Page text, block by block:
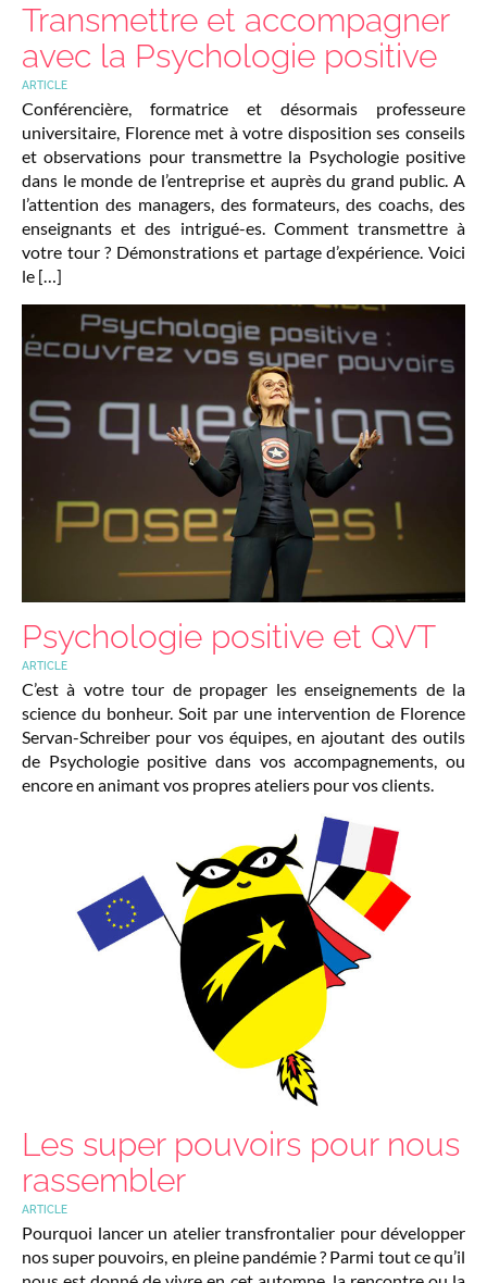
Transmettre et accompagner
avec la Psychologie positive
ARTICLE
Conférencière, formatrice et désormais professeure
universitaire, Florence met à votre disposition ses conseils
et observations pour transmettre la Psychologie positive
dans le monde de l’entreprise et auprès du grand public. A
l’attention des managers, des formateurs, des coachs, des
enseignants et des intrigué-es. Comment transmettre à
votre tour ? Démonstrations et partage d’expérience. Voici
le […]
Psychologie positive et QVT
ARTICLE
C’est à votre tour de propager les enseignements de la
science du bonheur. Soit par une intervention de Florence
Servan-Schreiber pour vos équipes, en ajoutant des outils
de Psychologie positive dans vos accompagnements, ou
encore en animant vos propres ateliers pour vos clients.
Les super pouvoirs pour nous
rassembler
ARTICLE
Pourquoi lancer un atelier transfrontalier pour développer
nos super pouvoirs, en pleine pandémie ? Parmi tout ce qu’il